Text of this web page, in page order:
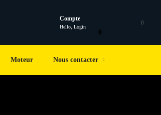
Compte
Hello, Login
0
0
Moteur Nous contacter